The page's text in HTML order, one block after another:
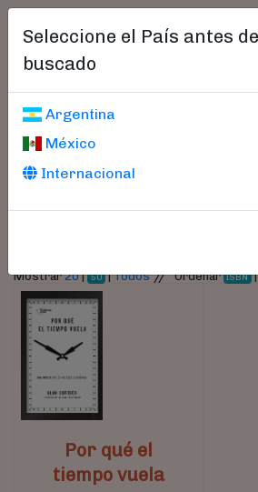
Seleccione el País antes
buscado
Argentina
México
Internacional
Libros encontrados
Parámetros
Mostrar20| 50 |Todos//Ordenar ISBN
Por qué el
tiempo vuela